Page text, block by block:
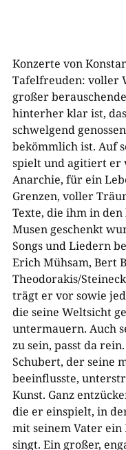
Konzerte von
Tafelfreuden: voller
großer
hinterher klar ist,
schwelgend
bekömmlich ist. Auf
spielt und agitiert
Anarchie, für ein
Grenzen, voller
Texte, die ihm in
Musen geschenkt
Songs und Liedern
Erich Mühsam, Bert
Theodorakis/
trägt er vor sowie
die seine Weltsicht
untermauern. Auch
zu sein, passt da
Schubert, der seine
beeinflusste,
Kunst. Ganz
die er einspielt, in
mit seinem Vater
singt. Ein großer,